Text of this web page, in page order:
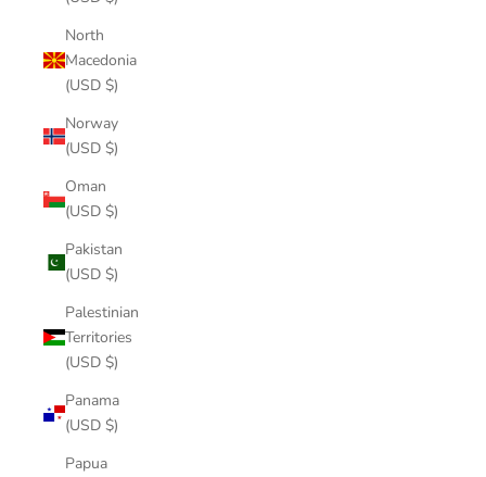
North
Macedonia
(USD $)
Norway
(USD $)
Oman
(USD $)
Pakistan
(USD $)
Palestinian
Territories
(USD $)
Panama
(USD $)
Papua